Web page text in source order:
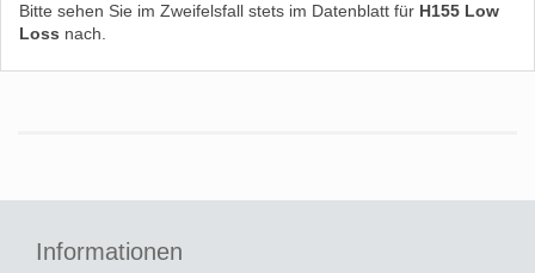
Bitte sehen Sie im Zweifelsfall stets im Datenblatt für H155 Low
Loss nach.
Informationen